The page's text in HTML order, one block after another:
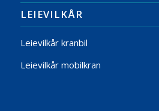
LEIEVILKÅR
Leievilkår kranbil
Leievilkår mobilkran